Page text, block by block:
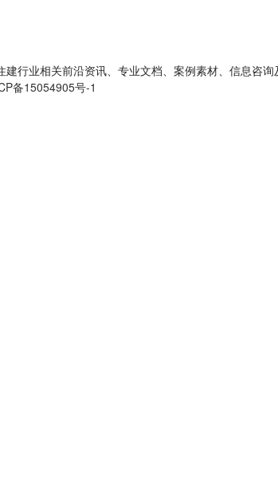
行业相关前沿资讯、专业文档、案例素材、信息咨询
备15054905号-1